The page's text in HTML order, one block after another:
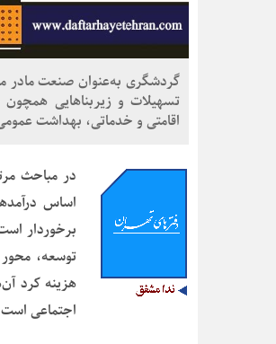
گردشگری به‌عنوان صنعت مادر
تسهیلات و زیربناهایی همچون
اقامتی و خدماتی، بهداشت
در مباحث
اساس
برخوردار
توسعه، محور
هزینه کرد
اجتماعی